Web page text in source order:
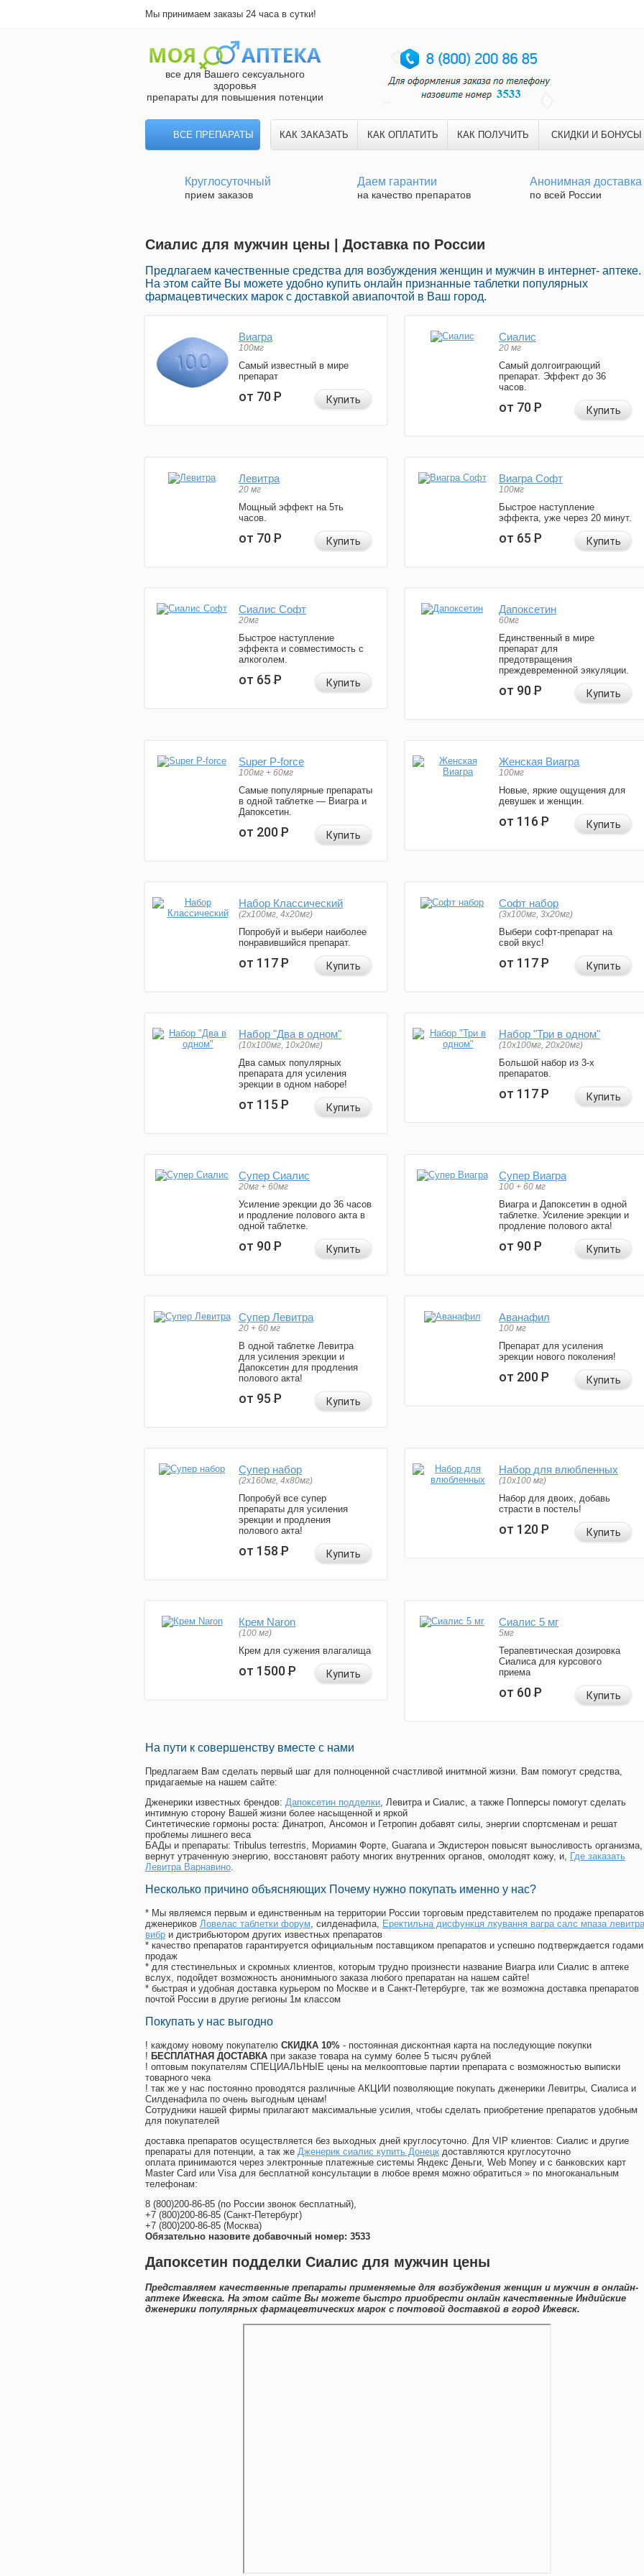
Мы принимаем заказы 24 часа в сутки!
все для Вашего сексуального
здоровья
препараты для повышения потенции
ВСЕ ПРЕПАРАТЫ КАК ЗАКАЗАТЬ КАК ОПЛАТИТЬ КАК ПОЛУЧИТЬ СКИДКИ И БОНУСЫ
Круглосуточный
прием заказов
Даем гарантии
на качество препаратов
Анонимная доставка
по всей России
Сиалис для мужчин цены | Доставка по России
Предлагаем качественные средства для возбуждения женщин и мужчин в интернет- аптеке.
На этом сайте Вы можете удобно купить онлайн признанные таблетки популярных
фармацевтических марок с доставкой авиапочтой в Ваш город.
Виагра
100мг
Самый известный в мире
препарат
от 70Р Купить
Сиалис
20 мг
Самый долгоиграющий
препарат. Эффект до 36
часов.
от 70Р Купить
Левитра
20 мг
Мощный эффект на 5ть
часов.
от 70Р Купить
Виагра Софт
100мг
Быстрое наступление
эффекта, уже через 20 минут.
от 65Р Купить
Сиалис Софт
20мг
Быстрое наступление
эффекта и совместимость с
алкоголем.
от 65Р Купить
Дапоксетин
60мг
Единственный в мире
препарат для
предотвращения
преждевременной эякуляции.
от 90Р Купить
Super P-force
100мг + 60мг
Самые популярные препараты
в одной таблетке — Виагра и
Дапоксетин.
от 200Р Купить
Женская Виагра
100мг
Новые, яркие ощущения для
девушек и женщин.
от 116Р Купить
Набор Классический
(2x100мг, 4x20мг)
Попробуй и выбери наиболее
понравившийся препарат.
от 117Р Купить
Софт набор
(3x100мг, 3x20мг)
Выбери софт-препарат на
свой вкус!
от 117Р Купить
Набор "Два в одном"
(10x100мг, 10x20мг)
Два самых популярных
препарата для усиления
эрекции в одном наборе!
от 115Р Купить
Набор "Три в одном"
(10x100мг, 20x20мг)
Большой набор из 3-х
препаратов.
от 117Р Купить
Супер Сиалис
20мг + 60мг
Усиление эрекции до 36 часов
и продление полового акта в
одной таблетке.
от 90Р Купить
Супер Виагра
100 + 60 мг
Виагра и Дапоксетин в одной
таблетке. Усиление эрекции и
продление полового акта!
от 90Р Купить
Супер Левитра
20 + 60 мг
В одной таблетке Левитра
для усиления эрекции и
Дапоксетин для продления
полового акта!
от 95Р Купить
Аванафил
100 мг
Препарат для усиления
эрекции нового поколения!
от 200Р Купить
Супер набор
(2х160мг, 4х80мг)
Попробуй все супер
препараты для усиления
эрекции и продления
полового акта!
от 158Р Купить
Набор для влюбленных
(10х100 мг)
Набор для двоих, добавь
страсти в постель!
от 120Р Купить
Крем Naron
(100 мг)
Крем для сужения влагалища
от 1500Р Купить
Сиалис 5 мг
5мг
Терапевтическая дозировка
Сиалиса для курсового
приема
от 60Р Купить
На пути к совершенству вместе с нами
Предлагаем Вам сделать первый шаг для полноценной счастливой инитмной жизни. Вам помогут средства,
придагаемые на нашем сайте:
Дженерики известных брендов: Дапоксетин подделки, Левитра и Сиалис, а также Попперсы помогут сделать
интимную сторону Вашей жизни более насыщенной и яркой
Синтетические гормоны роста: Динатроп, Ансомон и Гетропин добавят силы, энергии спортсменам и решат
проблемы лишнего веса
БАДы и препараты: Tribulus terrestris, Мориамин Форте, Guarana и Экдистерон повысят выносливость организма,
вернут утраченную энергию, восстановят работу многих внутренних органов, омолодят кожу, и, Где заказать
Левитра Варнавино.
Несколько причино объясняющих Почему нужно покупать именно у нас?
* Мы являемся первым и единственным на территории России торговым представителем по продаже препаратов
дженериков Ловелас таблетки форум, силденафила, Еректильна дисфункця лкування вагра салс мпаза левитра
вибр и дистрибьютором других известных препаратов
* качество препаратов гарантируется официальным поставщиком препаратов и успешно подтверждается годами
продаж
* для стестинельных и скромных клиентов, которым трудно произнести название Виагра или Сиалис в аптеке
вслух, подойдет возможность анонимныого заказа любого препаратан на нашем сайте!
* быстрая и удобная доставка курьером по Москве и в Санкт-Петербурге, так же возможна доставка препаратов
почтой России в другие регионы 1м классом
Покупать у нас выгодно
! каждому новому покупателю СКИДКА 10% - постоянная дисконтная карта на последующие покупки
! БЕСПЛАТНАЯ ДОСТАВКА при заказе товара на сумму более 5 тысяч рублей
! оптовым покупателям СПЕЦИАЛЬНЫЕ цены на мелкооптовые партии препарата с возможностью выписки
товарного чека
! так же у нас постоянно проводятся различные АКЦИИ позволяющие покупать дженерики Левитры, Сиалиса и
Силденафила по очень выгодным ценам!
Cотрудники нашей фирмы прилагают максимальные усилия, чтобы сделать приобретение препаратов удобным
для покупателей
доставка препаратов осуществляется без выходных дней круглосуточно. Для VIP клиентов: Сиалис и другие
препараты для потенции, а так же Дженерик сиалис купить Донецк доставляются круглосуточно
оплата принимаются через электронные платежные системы Яндекс Деньги, Web Money и с банковских карт
Master Card или Visa для бесплатной консультации в любое время можно обратиться » по многоканальным
телефонам:
8 (800)200-86-85 (по России звонок бесплатный),
+7 (800)200-86-85 (Санкт-Петербург)
+7 (800)200-86-85 (Москва)
Обязательно назовите добавочный номер: 3533
Дапоксетин подделки Сиалис для мужчин цены
Представляем качественные препараты применяемые для возбуждения женщин и мужчин в онлайн-
аптеке Ижевска. На этом сайте Вы можете быстро приобрести онлайн качественные Индийские
дженерики популярных фармацевтических марок с почтовой доставкой в город Ижевск.